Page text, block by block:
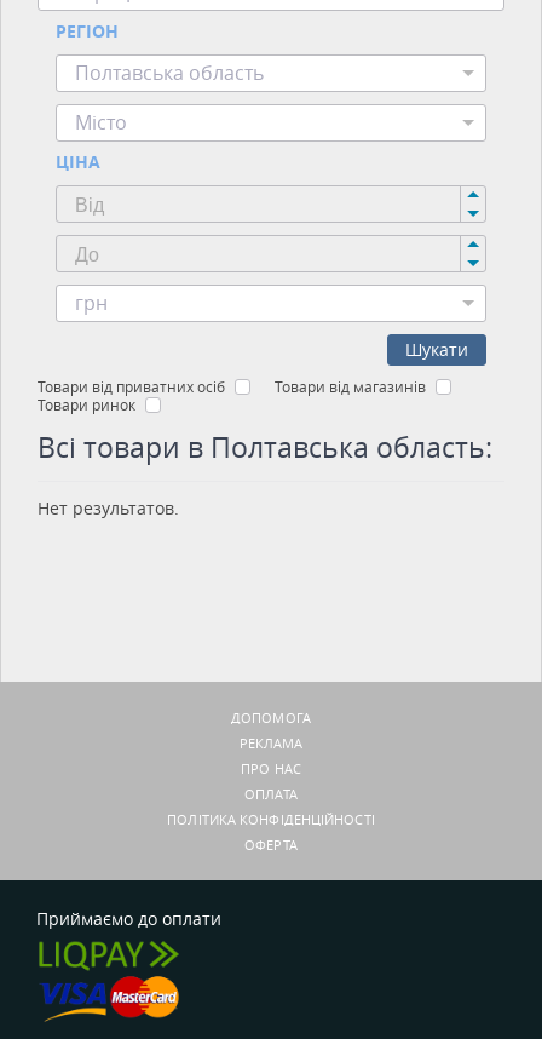
РЕГІОН
Полтавська область
Місто
ЦІНА
грн
Шукати
Товари від приватних осіб
Товари від магазинів
Товари ринок
Всі товари в Полтавська область:
Нет результатов.
ДОПОМОГА
РЕКЛАМА
ПРО НАС
ОПЛАТА
ПОЛІТИКА КОНФІДЕНЦІЙНОСТІ
ОФЕРТА
Приймаємо до оплати